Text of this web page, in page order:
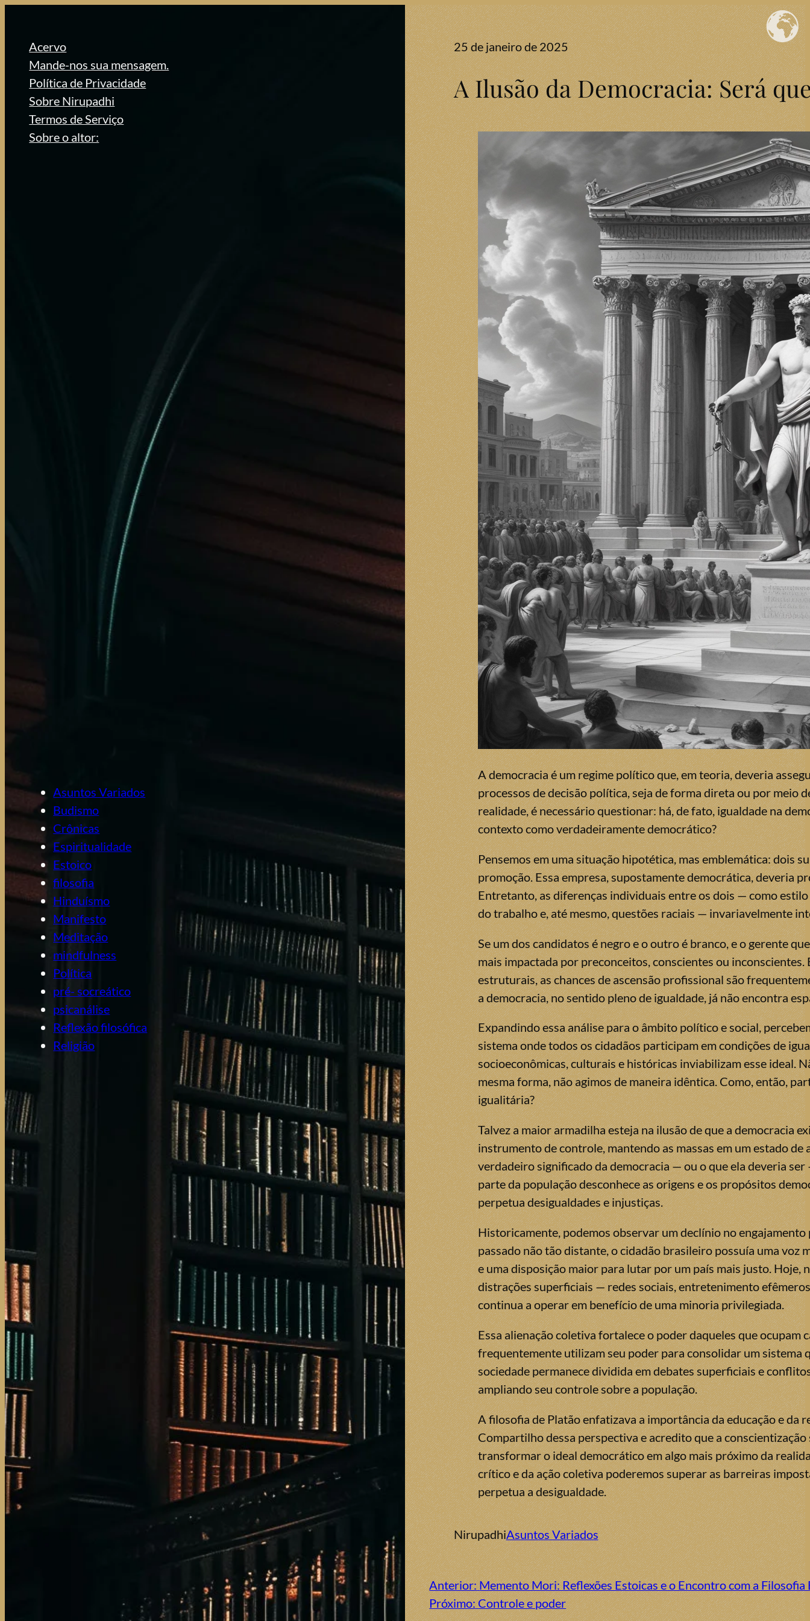
conteúdo
Acervo
Mande-nos sua mensagem.
Política de Privacidade
Sobre Nirupadhi
Termos de Serviço
Sobre o altor:
Asuntos Variados
Budismo
Crônicas
Espiritualidade
Estoico
filosofia
Hinduísmo
Manifesto
Meditação
mindfulness
Política
pré- socreático
psicanálise
Reflexão filosófica
Religião
25 de janeiro de 2025
A Ilusão da Democracia: Será
A democracia é um regime político que, em teoria, deveria
processos de decisão política, seja de forma direta ou por meio
realidade, é necessário questionar: há, de fato, igualdade na
contexto como verdadeiramente democrático?
Pensemos em uma situação hipotética, mas emblemática: dois
promoção. Essa empresa, supostamente democrática, deveria
Entretanto, as diferenças individuais entre os dois — como
do trabalho e, até mesmo, questões raciais — invariavelmente
Se um dos candidatos é negro e o outro é branco, e o gerente
mais impactada por preconceitos, conscientes ou
estruturais, as chances de ascensão profissional são
a democracia, no sentido pleno de igualdade, já não encontra
Expandindo essa análise para o âmbito político e social,
sistema onde todos os cidadãos participam em condições de
socioeconômicas, culturais e históricas inviabilizam esse ideal.
mesma forma, não agimos de maneira idêntica. Como, então,
igualitária?
Talvez a maior armadilha esteja na ilusão de que a democracia
instrumento de controle, mantendo as massas em um estado
verdadeiro significado da democracia — ou o que ela deveria
parte da população desconhece as origens e os propósitos
perpetua desigualdades e injustiças.
Historicamente, podemos observar um declínio no
passado não tão distante, o cidadão brasileiro possuía uma voz
e uma disposição maior para lutar por um país mais justo. Hoje,
distrações superficiais — redes sociais, entretenimento
continua a operar em benefício de uma minoria privilegiada.
Essa alienação coletiva fortalece o poder daqueles que ocupam
frequentemente utilizam seu poder para consolidar um sistema
sociedade permanece dividida em debates superficiais e
ampliando seu controle sobre a população.
A filosofia de Platão enfatizava a importância da educação e da
Compartilho dessa perspectiva e acredito que a
transformar o ideal democrático em algo mais próximo da
crítico e da ação coletiva poderemos superar as barreiras
perpetua a desigualdade.
NirupadhiAsuntos Variados
Anterior:Memento Mori: Reflexões Estoicas e o Encontro com a
Próximo:Controle e poder